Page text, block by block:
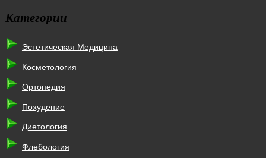
Категории
Эстетическая Медицина
Косметология
Ортопедия
Похудение
Диетология
Флебология